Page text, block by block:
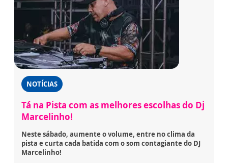
NOTÍCIAS
Tá na Pista com as melhores escolhas do Dj
Marcelinho!
Neste sábado, aumente o volume, entre no clima da
pista e curta cada batida com o som contagiante do DJ
Marcelinho!